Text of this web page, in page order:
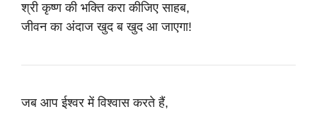
श्री कृष्ण की भक्ति करा कीजिए साहब,
जीवन का अंदाज खुद ब खुद आ जाएगा!
जब आप ईश्वर में विश्वास करते हैं,